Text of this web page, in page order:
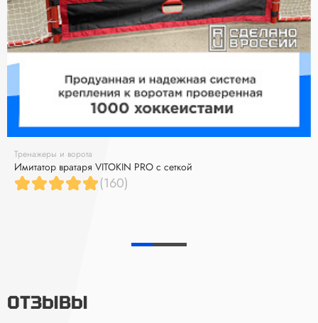
Тренажеры и ворота
Имитатор вратаря VITOKIN PRO с сеткой
(160)
ОТЗЫВЫ